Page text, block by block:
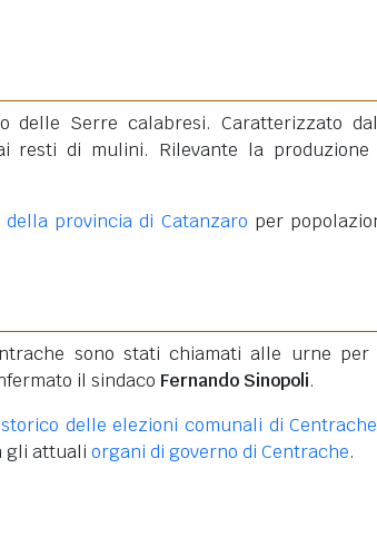
delle Serre calabresi. Caratterizzato
resti di mulini. Rilevante la produzione
provincia di Catanzaro per
sono stati chiamati alle urne per
il sindaco Fernando Sinopoli.
delle elezioni comunali di Centrache
gli attuali organi di governo di Centrache.